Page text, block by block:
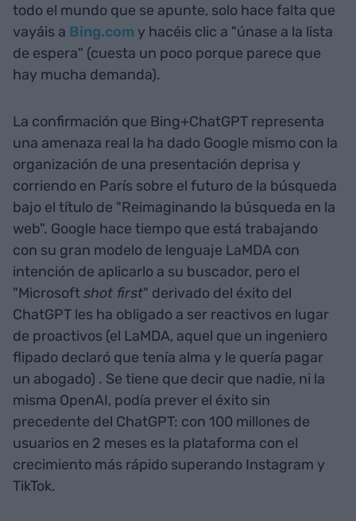
todo el mundo que se apunte, solo hace falta que
vayáis a Bing.com y hacéis clic a "únase a la lista
de espera" (cuesta un poco porque parece que
hay mucha demanda).
La confirmación que Bing+ChatGPT representa
una amenaza real la ha dado Google mismo con la
organización de una presentación deprisa y
corriendo en París sobre el futuro de la búsqueda
bajo el título de "Reimaginando la búsqueda en la
web". Google hace tiempo que está trabajando
con su gran modelo de lenguaje LaMDA con
intención de aplicarlo a su buscador, pero el
"Microsoftshot first" derivado del éxito del
ChatGPT les ha obligado a ser reactivos en lugar
de proactivos (el LaMDA, aquel que un ingeniero
flipado declaró que tenía alma y le quería pagar
un abogado) . Se tiene que decir que nadie, ni la
misma OpenAI, podía prever el éxito sin
precedente del ChatGPT: con 100 millones de
usuarios en 2 meses es la plataforma con el
crecimiento más rápido superando Instagram y
TikTok.